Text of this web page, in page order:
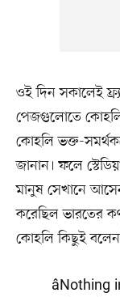
ওই দিন সকালেই
পেজগুলোতে
কোহলি ভক্ত-
জানান। ফলে
মানুষ সেখানে
করেছিল ভারতের
কোহলি কিছুই